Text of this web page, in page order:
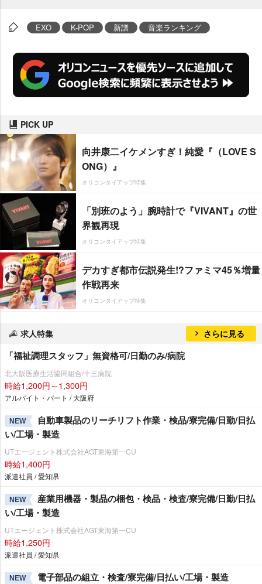
EXO K-POP 新譜 音楽ランキング
PICK UP
向井康二イケメンすぎ！純愛『（LOVE S
ONG）』
オリコンタイアップ特集
「別班のよう」腕時計で『VIVANT』の世
界観再現
オリコンタイアップ特集
デカすぎ都市伝説発生!?ファミマ45％増量
作戦再来
オリコンタイアップ特集
求人特集 さらに見る
「福祉調理スタッフ」無資格可/日勤のみ/病院
北大阪医療生活協同組合/十三病院
時給1,200円～1,300円
アルバイト・パート / 大阪府
NEW
自動車製品のリーチリフト作業・検品/寮完備/日勤/日払
い/工場・製造
UTエージェント株式会社AGT東海第一CU
時給1,400円
派遣社員 / 愛知県
NEW
産業用機器・製品の梱包・検品・検査/寮完備/日勤/日払
い/工場・製造
UTエージェント株式会社AGT東海第一CU
時給1,250円
派遣社員 / 愛知県
NEW 電子部品の組立・検査/寮完備/日払い/工場・製造